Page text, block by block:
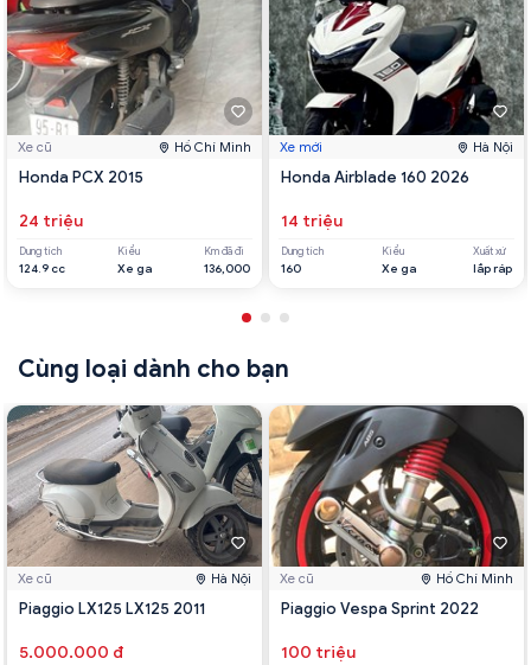
Xe cũ Hồ Chí Minh
Honda PCX 2015
24 triệu
Dung tích
124.9 cc
Kiểu
Xe ga
Km đã đi
136,000
Xe mới Hà Nội
Honda Airblade 160 2026
14 triệu
Dung tích
160
Kiểu
Xe ga
Xuất xứ
lắp ráp
Cùng loại dành cho bạn
Xe cũ Hà Nội
Piaggio LX125 LX125 2011
5.000.000 đ
Xe cũ Hồ Chí Minh
Piaggio Vespa Sprint 2022
100 triệu